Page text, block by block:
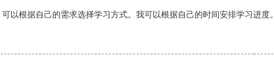
以根据自己的需求选择学习方式。我可以根据自己的时间安排学习进度。